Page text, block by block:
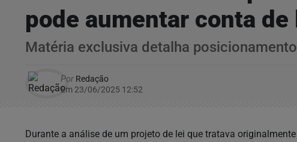
pode aumentar conta de
Matéria exclusiva detalha
Por Redação
Em 23/06/2025 12:52
Durante a análise de um projeto de lei que tratava